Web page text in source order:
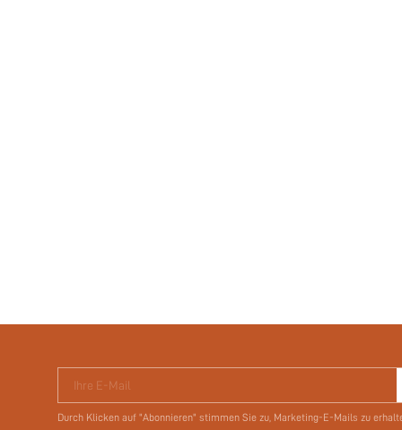
Ihre E-Mail
Durch Klicken auf "Abonnieren" stimmen Sie zu, Marketing-E-Mails zu